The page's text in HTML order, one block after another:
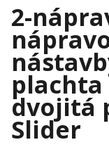
2-
plachta
dvojitá
Slider